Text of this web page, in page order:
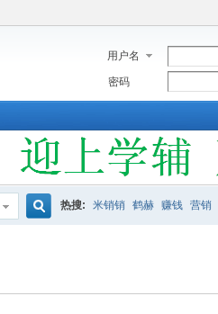
用户名
密码
热搜: 米销销 鹤赫 赚钱 营销